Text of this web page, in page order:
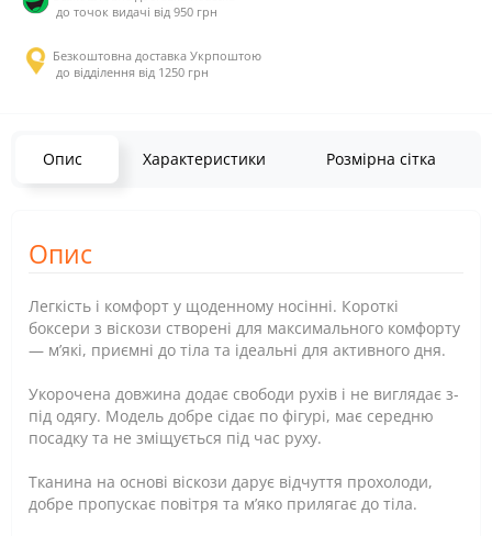
до точок видачі від 950 грн
Безкоштовна доставка Укрпоштою
до відділення від 1250 грн
Опис Характеристики Розмірна сітка
Опис
Легкість і комфорт у щоденному носінні. Короткі
боксери з віскози створені для максимального комфорту
— м’які, приємні до тіла та ідеальні для активного дня.
Укорочена довжина додає свободи рухів і не виглядає з-
під одягу. Модель добре сідає по фігурі, має середню
посадку та не зміщується під час руху.
Тканина на основі віскози дарує відчуття прохолоди,
добре пропускає повітря та м’яко прилягає до тіла.